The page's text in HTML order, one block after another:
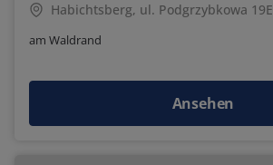
Habichtsberg, ul. Podgrzybkowa 19E
am Waldrand
Ansehen